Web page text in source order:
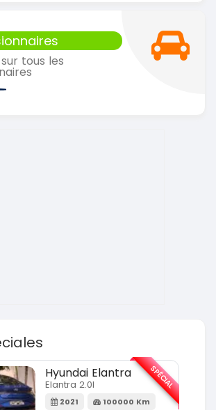
tous les
Hyundai Elantra
Elantra 2.0l
2021 100000 Km
SPÉCIAL